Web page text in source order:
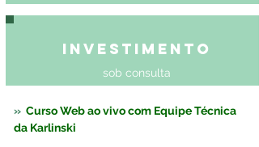
Investimento
sob consulta
» Curso Web ao vivo com Equipe Técnica
da Karlinski